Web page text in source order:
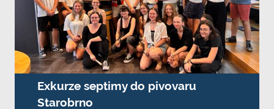
Exkurze septimy do pivovaru
Starobrno